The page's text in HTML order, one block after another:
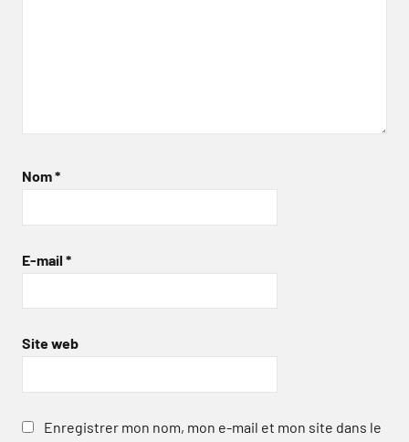
Nom*
E-mail *
Site web
Enregistrer mon nom, mon e-mail et mon site dans le